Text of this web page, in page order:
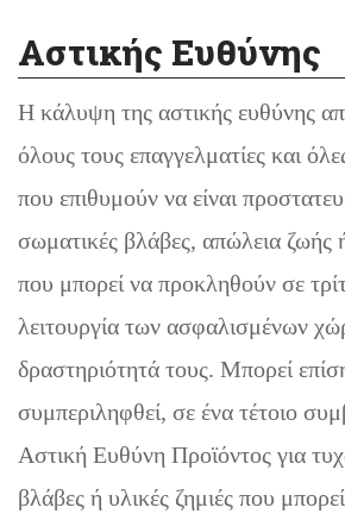
Αστικής Ευθύνης
Η κάλυψη της αστικής ευθύνης
όλους τους επαγγελματίες και
που επιθυμούν να είναι
σωματικές βλάβες, απώλεια ζωής
που μπορεί να προκληθούν σε
λειτουργία των ασφαλισμένων
δραστηριότητά τους. Μπορεί
συμπεριληφθεί, σε ένα τέτοιο
Αστική Ευθύνη Προϊόντος για
βλάβες ή υλικές ζημιές που